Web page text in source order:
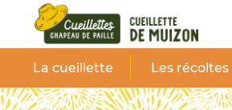
La cueillette Les récoltes
Panneau de gestion des cookies